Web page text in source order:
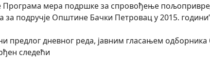
Програма мера подршке за спровођење
за подручје Општине Бачки Петровац у 2015.
предлог дневног реда, јавним гласањем
следећи